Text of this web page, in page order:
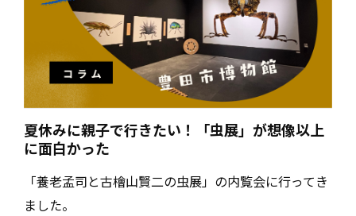
夏休みに親子で行きたい！「虫展」が想像以上
に面白かった
「養老孟司と古檜山賢二の虫展」の内覧会に行ってき
ました。